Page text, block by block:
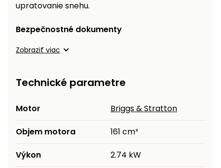
upratovanie snehu.
Bezpečnostné dokumenty
Zobraziť viac
Technické parametre
Motor Briggs & Stratton
Objem motora 161 cm³
Výkon 2.74 kW